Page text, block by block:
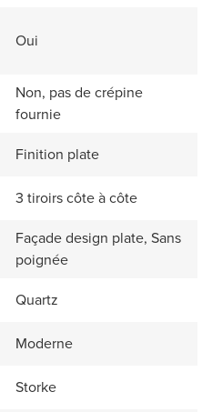
Oui
Non, pas de crépine
fournie
Finition plate
3 tiroirs côte à côte
Façade design plate, Sans
poignée
Quartz
Moderne
Storke